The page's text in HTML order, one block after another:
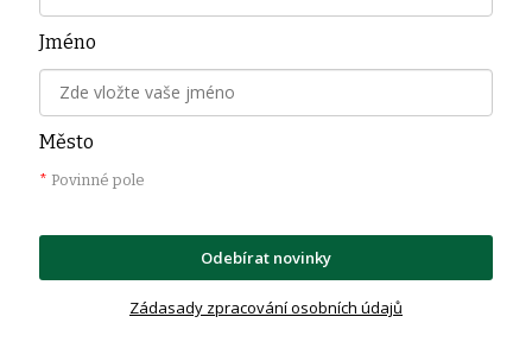
Jméno
Město
* Povinné pole
Odebírat novinky
Zádasady zpracování osobních údajů